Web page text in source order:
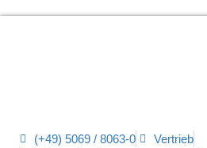
(+49) 5069 / 8063-0
Vertrieb